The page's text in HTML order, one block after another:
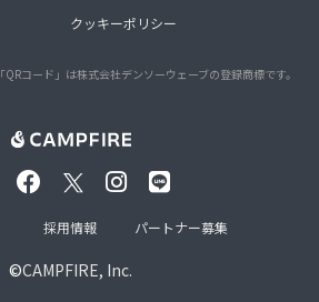
クッキーポリシー
「QRコード」は株式会社デンソーウェーブの登録商標です。
©CAMPFIRE, Inc.
採用情報 パートナー募集